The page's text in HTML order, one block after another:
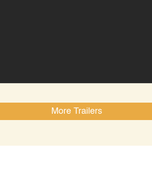
More Trailers